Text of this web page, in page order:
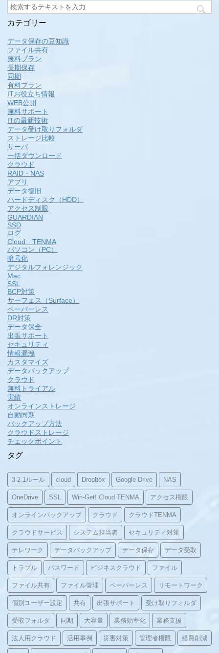
カテゴリー
データ保存の豆知識
ファイル共有
無料プラン
長期保存
同期
有料プラン
ITお役立ち情報
WEB公開
無料サポート
ITの最新技術
データ受け取りフォルダ
ストレージ比較
サーバ
一括ダウンロード
クラウド
RAID・NAS
アプリ
データ復旧
ハードディスク（HDD）
アクセス制限
GUARDIAN
SSD
ログ
Cloud TENMA
パソコン（PC）
暗号化
デジタルフォレンジック
Mac
SSL
BCP対策
サーフェス（Surface）
ペーパーレス
DR対策
データ保全
出張サポート
セキュリティ
情報漏洩
カスタマイズ
データバックアップ
クラウド
無料トライアル
実績
オンラインストレージ
自動同期
バックアップ方法
クラウドストレージ
チェックポイント
タグ
3-2-1ルール cloud Dropbox Google Drive NAS
OneDrive SSL Win-Get! Cloud TENMA アクセス権限
オンラインバックアップ クラウド クラウドTENMA
クラウドサービス システム担当者 セキュリティ対策
テレワーク データバックアップ データ保存 データ受取
トラブル パスワード ビジネスクラウド ファイル
ファイル共有 ファイル管理 ペーパーレス リモートワーク
個別ユーザー設定 共有 出張サポート 受け取りフォルダ
受取フォルダ 同期 大容量 業務効率化 業務支援
法人用クラウド 活用事例 災害対策 管理者権限 経費削減